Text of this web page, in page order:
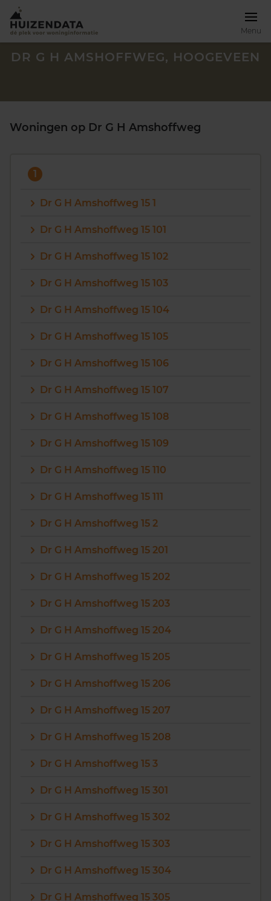
Menu
Maandag t/m vrijdag - 08:00 -18:00
DR G H AMSHOFFWEG, HOOGEVEEN
Woningen op Dr G H Amshoffweg
1
Dr G H Amshoffweg 15 1
Dr G H Amshoffweg 15 101
Dr G H Amshoffweg 15 102
Dr G H Amshoffweg 15 103
Dr G H Amshoffweg 15 104
Dr G H Amshoffweg 15 105
Dr G H Amshoffweg 15 106
Dr G H Amshoffweg 15 107
Dr G H Amshoffweg 15 108
Dr G H Amshoffweg 15 109
Dr G H Amshoffweg 15 110
Dr G H Amshoffweg 15 111
Dr G H Amshoffweg 15 2
Dr G H Amshoffweg 15 201
Dr G H Amshoffweg 15 202
Dr G H Amshoffweg 15 203
Dr G H Amshoffweg 15 204
Dr G H Amshoffweg 15 205
Dr G H Amshoffweg 15 206
Dr G H Amshoffweg 15 207
Dr G H Amshoffweg 15 208
Dr G H Amshoffweg 15 3
Dr G H Amshoffweg 15 301
Dr G H Amshoffweg 15 302
Dr G H Amshoffweg 15 303
Dr G H Amshoffweg 15 304
Dr G H Amshoffweg 15 305